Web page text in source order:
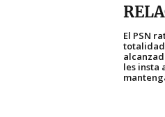
El PSN
les insta